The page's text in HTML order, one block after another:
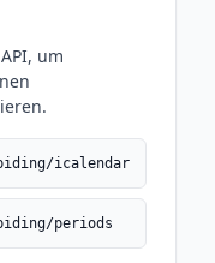
um
icalendar
periods